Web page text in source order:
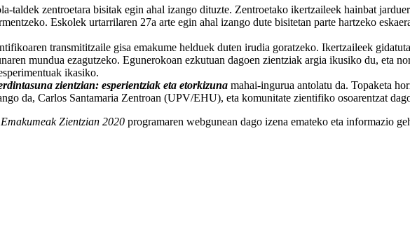
taldek zentroetara bisitak egin ahal izango dituzte. Zentroetako ikertzaileek hainbat
Eskolek urtarrilaren 27a arte egin ahal izango dute bisitetan parte hartzeko
transmititzaile gisa emakume helduek duten irudia goratzeko. Ikertzaileek
mundua ezagutzeko. Egunerokoan ezkutuan dagoen zientziak argia ikusiko du, eta
ikasiko.
zientzian: esperientziak eta etorkizuna mahai-ingurua antolatu da. Topaketa
da, Carlos Santamaria Zentroan (UPV/EHU), eta komunitate zientifiko osoarentzat
Emakumeak Zientzian 2020 programaren webgunean dago izena emateko eta informazio